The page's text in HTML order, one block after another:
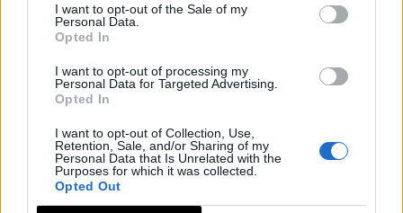
I want to opt-out of the Sale of my
Personal Data.
Opted In
I want to opt-out of processing my
Personal Data for Targeted Advertising.
Opted In
I want to opt-out of Collection, Use,
Retention, Sale, and/or Sharing of my
Personal Data that Is Unrelated with the
Purposes for which it was collected.
Opted Out
varianti.
opzioni
possono
essere